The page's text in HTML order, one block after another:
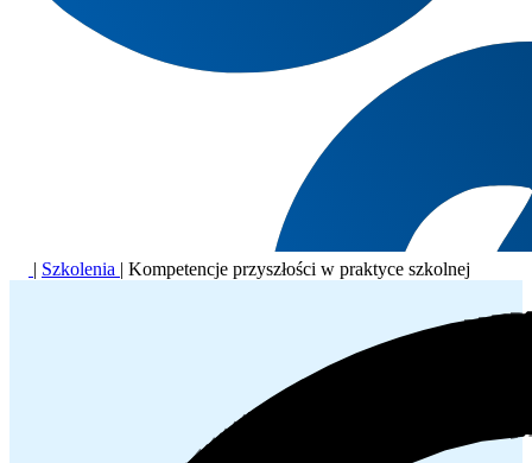
| Szkolenia | Kompetencje przyszłości w praktyce szkolnej